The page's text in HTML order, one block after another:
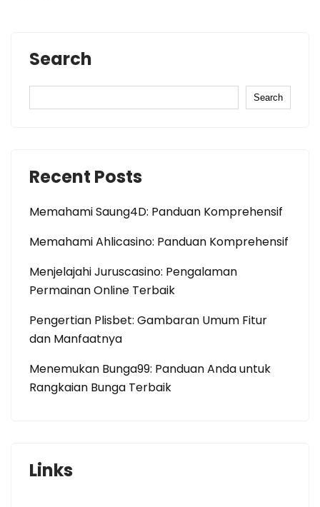
Search
Search
Recent Posts
Memahami Saung4D: Panduan Komprehensif
Memahami Ahlicasino: Panduan Komprehensif
Menjelajahi Juruscasino: Pengalaman
Permainan Online Terbaik
Pengertian Plisbet: Gambaran Umum Fitur
dan Manfaatnya
Menemukan Bunga99: Panduan Anda untuk
Rangkaian Bunga Terbaik
Links